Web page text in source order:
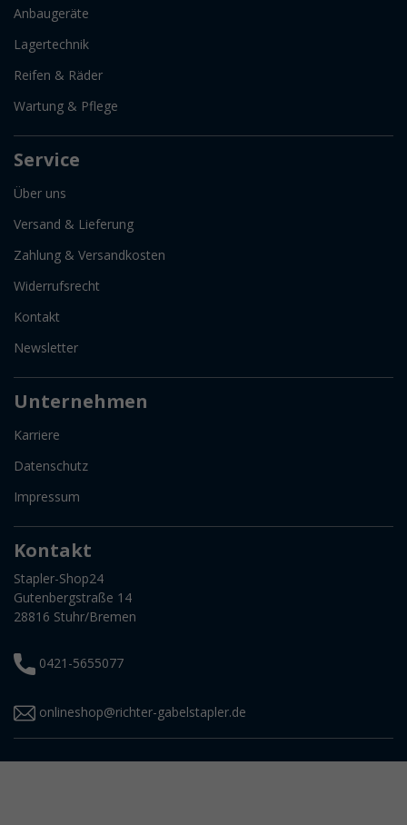
Anbaugeräte
Lagertechnik
Reifen & Räder
Wartung & Pflege
Service
Über uns
Versand & Lieferung
Zahlung & Versandkosten
Widerrufsrecht
Kontakt
Newsletter
Unternehmen
Karriere
Datenschutz
Impressum
Kontakt
Stapler-Shop24
Gutenbergstraße 14
28816 Stuhr/Bremen
0421-5655077
onlineshop@richter-gabelstapler.de